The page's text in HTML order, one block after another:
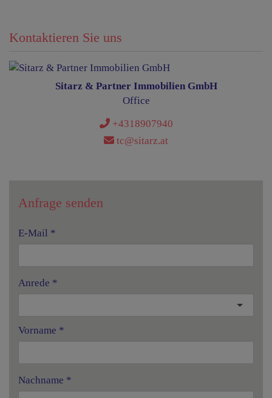
Kontaktieren Sie uns
Sitarz & Partner Immobilien GmbH
Office
+4318907940
tc@sitarz.at
Anfrage senden
E-Mail
Anrede
Vorname
Nachname